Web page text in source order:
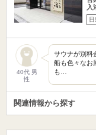
入
日
40代 男
性
サウナが別料
船も色々なお
も…
関連情報から探す